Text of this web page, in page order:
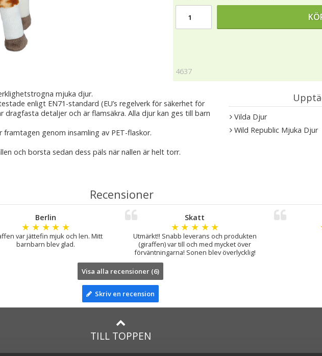
4637
mjuka djur.
enligt EN71-standard (EU’s regelverk för säkerhet för
dragfasta detaljer och är flamsäkra. Alla djur kan ges till barn
genom insamling av PET-flaskor.
och borsta sedan dess päls när nallen är helt torr.
Vilda Djur
Wild Republic Mjuka Djur
Recensioner
Berlin
★ ★ ★ ★ ★
var jättefin mjuk och len. Mitt
barnbarn blev glad.
Skatt
★ ★ ★ ★ ★
Utmärkt!! Snabb leverans och produkten
(giraffen) var till och med mycket över
förväntningarna! Sonen blev överlycklig!
Visa alla recensioner (6)
Skriv en recension
TILL TOPPEN